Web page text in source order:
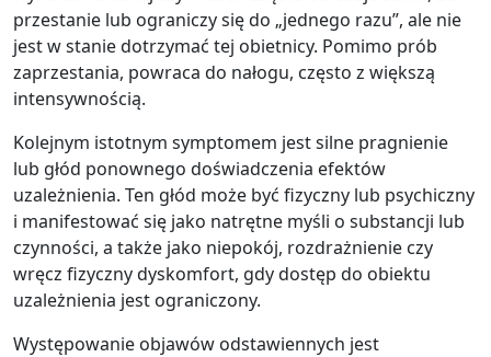
przestanie lub ograniczy się do „jednego razu”, ale nie
jest w stanie dotrzymać tej obietnicy. Pomimo prób
zaprzestania, powraca do nałogu, często z większą
intensywnością.
Kolejnym istotnym symptomem jest silne pragnienie
lub głód ponownego doświadczenia efektów
uzależnienia. Ten głód może być fizyczny lub psychiczny
i manifestować się jako natrętne myśli o substancji lub
czynności, a także jako niepokój, rozdrażnienie czy
wręcz fizyczny dyskomfort, gdy dostęp do obiektu
uzależnienia jest ograniczony.
Występowanie objawów odstawiennych jest